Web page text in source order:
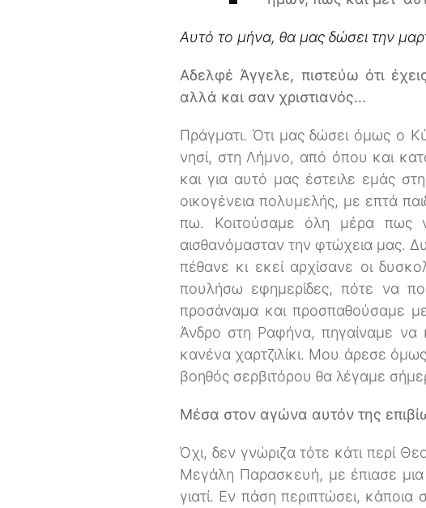
Αυτό το μήνα, θα μας δώσει την
Αδελφέ Άγγελε, πιστεύω ότι
αλλά και σαν χριστιανός...
Πράγματι. Ότι μας δώσει όμως ο
νησί, στη Λήμνο, από όπου και
και για αυτό μας έστειλε εμάς
οικογένεια πολυμελής, με επτά
πω. Κοιτούσαμε όλη μέρα πως
αισθανόμασταν την φτώχεια μας.
πέθανε κι εκεί αρχίσανε οι
πουλήσω εφημερίδες, πότε να
προσάναμα και προσπαθούσαμε
Άνδρο στη Ραφήνα, πηγαίναμε να
κανένα χαρτζιλίκι. Μου άρεσε
βοηθός σερβιτόρου θα λέγαμε
Μέσα στον αγώνα αυτόν της
Όχι, δεν γνώριζα τότε κάτι περί
Μεγάλη Παρασκευή, με έπιασε
γιατί. Εν πάση περιπτώσει,